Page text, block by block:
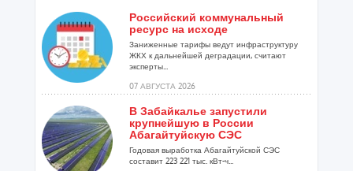
Российский коммунальный
ресурс на исходе
Заниженные тарифы ведут инфраструктуру
ЖКХ к дальнейшей деградации, считают
эксперты...
07 АВГУСТА 2026
В Забайкалье запустили
крупнейшую в России
Абагайтуйскую СЭС
Годовая выработка Абагайтуйской СЭС
составит 223 221 тыс. кВт-ч...